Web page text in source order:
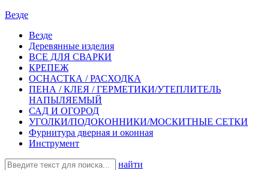
Везде
Везде
Деревянные изделия
ВСЕ ДЛЯ СВАРКИ
КРЕПЕЖ
ОСНАСТКА / РАСХОДКА
ПЕНА / КЛЕЯ / ГЕРМЕТИКИ/УТЕПЛИТЕЛЬ
НАПЫЛЯЕМЫЙ
САД И ОГОРОД
УГОЛКИ/ПОДОКОННИКИ/МОСКИТНЫЕ СЕТКИ
Фурнитура дверная и оконная
Инструмент
найти